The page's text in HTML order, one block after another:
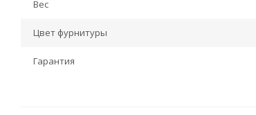
Вес
Цвет фурнитуры
Гарантия